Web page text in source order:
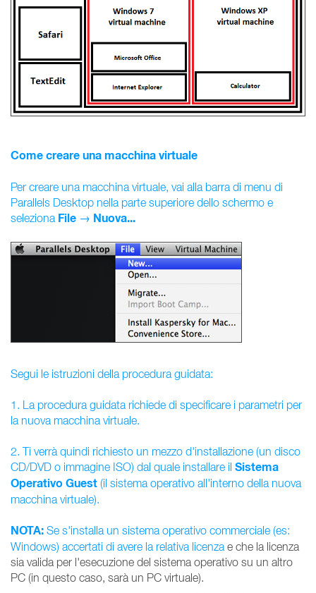
Come creare una macchina virtuale
Per creare una macchina virtuale, vai alla barra di menu di
Parallels Desktop nella parte superiore dello schermo e
seleziona File → Nuova...
Segui le istruzioni della procedura guidata:
1. La procedura guidata richiede di specificare i parametri per
la nuova macchina virtuale.
2. Ti verrà quindi richiesto un mezzo d'installazione (un disco
CD/DVD o immagine ISO) dal quale installare il Sistema
Operativo Guest (il sistema operativo all'interno della nuova
macchina virtuale).
NOTA: Se s'installa un sistema operativo commerciale (es:
Windows) accertati di avere la relativa licenza e che la licenza
sia valida per l'esecuzione del sistema operativo su un altro
PC (in questo caso, sarà un PC virtuale).